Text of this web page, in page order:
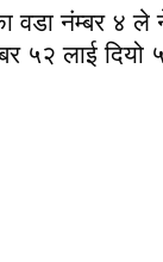
वडा नंम्बर ४
५२ लाई दियो